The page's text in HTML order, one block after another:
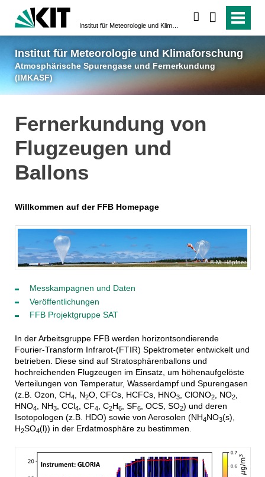
Institut für Meteorologie und Klimaforschung
Atmosphärische Spurengase und Fernerkundung
(IMKASF)
Fernerkundung von
Flugzeugen und
Ballons
Willkommen auf der FFB Homepage
M. Höpfner
Messkampagnen und Daten
Veröffentlichungen
FFB Projektgruppe SAT
In der Arbeitsgruppe FFB werden horizontsondierende
Fourier-Transform Infrarot-(FTIR) Spektrometer entwickelt und
betrieben. Diese sind auf Stratosphärenballons und
hochreichenden Flugzeugen im Einsatz, um höhenaufgelöste
Verteilungen von Temperatur, Wasserdampf und Spurengasen
(z.B. Ozon, CH4, N2O, CFCs, HCFCs, HNO3, ClONO2, NO2,
HNO4, NH3, CCl4, CF4, C2H6, SF6, OCS, SO2) und deren
Isotopologen (z.B. HDO) sowie von Aerosolen (NH4NO3(s),
H2SO4(l)) in der Erdatmosphäre zu bestimmen.